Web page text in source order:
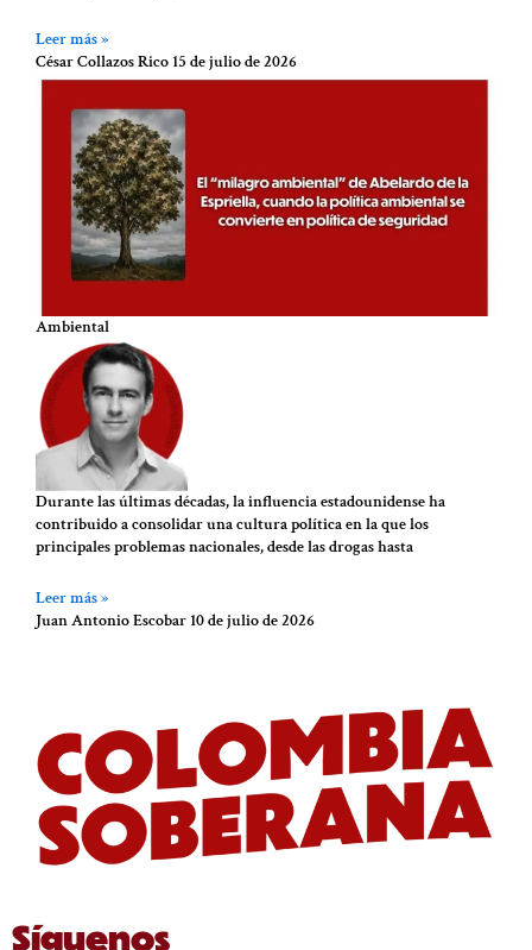
Leer más »
César Collazos Rico 15 de julio de 2026
Ambiental
Durante las últimas décadas, la influencia estadounidense ha
contribuido a consolidar una cultura política en la que los
principales problemas nacionales, desde las drogas hasta
Leer más »
Juan Antonio Escobar 10 de julio de 2026
Síguenos